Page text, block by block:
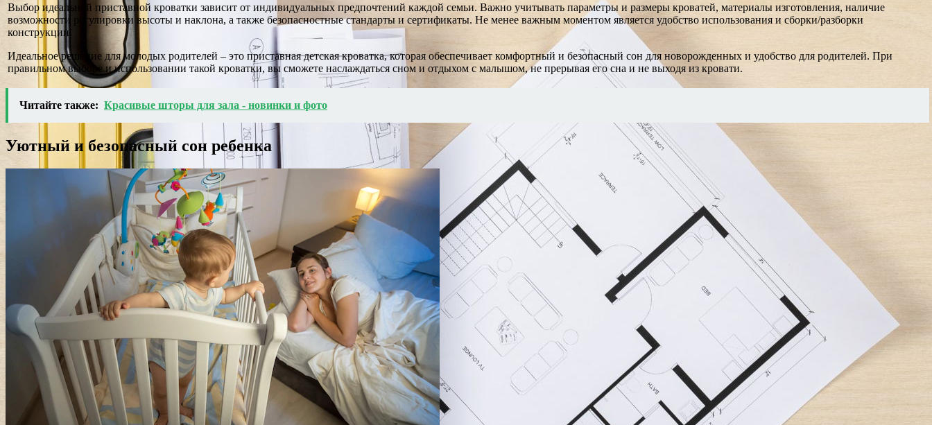
Выбор идеальной приставной кроватки зависит от индивидуальных предпочтений каждой семьи. Важно учитывать параметры и размеры кроватей, материалы изготовления, наличие
возможности регулировки высоты и наклона, а также безопасностные стандарты и сертификаты. Не менее важным моментом является удобство использования и сборки/разборки
конструкции.
Идеальное решение для молодых родителей – это приставная детская кроватка, которая обеспечивает комфортный и безопасный сон для новорожденных и удобство для родителей. При
правильном выборе и использовании такой кроватки, вы сможете наслаждаться сном и отдыхом с малышом, не прерывая его сна и не выходя из кровати.
Читайте также: Красивые шторы для зала - новинки и фото
Уютный и безопасный сон ребенка